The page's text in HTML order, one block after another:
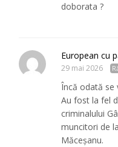
doborata ?
European cu
29 mai 2026
Încă odată se
Au fost la fel
criminalului
muncitori de
Măceșanu.